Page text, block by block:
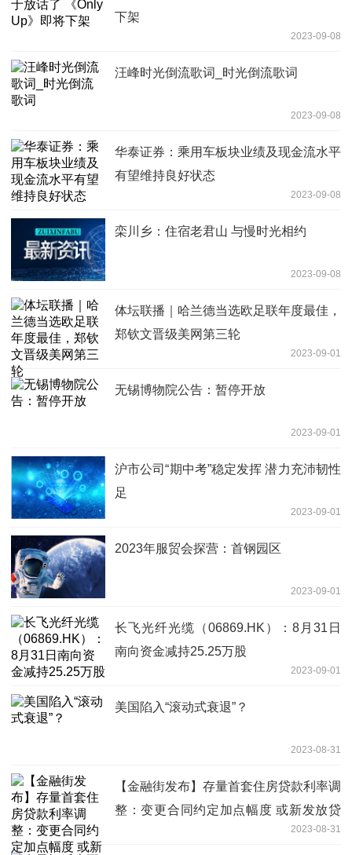
下架
2023-09-08
汪峰时光倒流歌词_时光倒流歌词
2023-09-08
华泰证券：乘用车板块业绩及现金流水平
有望维持良好状态
2023-09-08
栾川乡：住宿老君山 与慢时光相约
2023-09-08
体坛联播｜哈兰德当选欧足联年度最佳，
郑钦文晋级美网第三轮
2023-09-01
无锡博物院公告：暂停开放
2023-09-01
沪市公司“期中考”稳定发挥 潜力充沛韧性
足
2023-09-01
2023年服贸会探营：首钢园区
2023-09-01
长飞光纤光缆（06869.HK）：8月31日
南向资金减持25.25万股
2023-09-01
美国陷入“滚动式衰退”？
2023-08-31
【金融街发布】存量首套住房贷款利率调
整：变更合同约定加点幅度 或新发放贷
2023-08-31